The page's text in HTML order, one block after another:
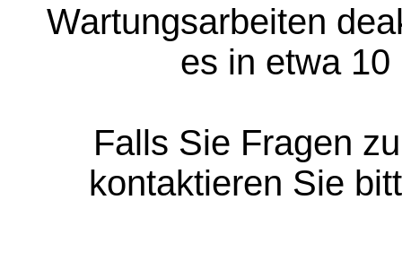
Wartungsarbeiten
es in etwa
Falls Sie Fragen
kontaktieren Sie